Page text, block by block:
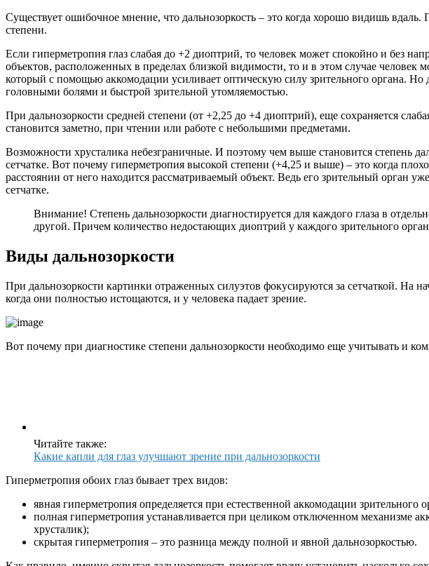
Существует ошибочное мнение, что дальнозоркость – это когда хорошо видишь
степени.
Если гиперметропия глаз слабая до +2 диоптрий, то человек может спокойно и без
объектов, расположенных в пределах близкой видимости, то и в этом случае
который с помощью аккомодации усиливает оптическую силу зрительного органа. Но
головными болями и быстрой зрительной утомляемостью.
При дальнозоркости средней степени (от +2,25 до +4 диоптрий), еще сохраняется
становится заметно, при чтении или работе с небольшими предметами.
Возможности хрусталика небезграничные. И поэтому чем выше становится степень
сетчатке. Вот почему гиперметропия высокой степени (+4,25 и выше) – это когда
расстоянии от него находится рассматриваемый объект. Ведь его зрительный орган
сетчатке.
Внимание! Степень дальнозоркости диагностируется для каждого глаза в
другой. Причем количество недостающих диоптрий у каждого зрительного
Виды дальнозоркости
При дальнозоркости картинки отраженных силуэтов фокусируются за сетчаткой. На
когда они полностью истощаются, и у человека падает зрение.
Вот почему при диагностике степени дальнозоркости необходимо еще учитывать и
Читайте также:
Какие капли для глаз улучшают зрение при дальнозоркости
Гиперметропия обоих глаз бывает трех видов:
явная гиперметропия определяется при естественной аккомодации зрительного
полная гиперметропия устанавливается при целиком отключенном механизме
хрусталик);
скрытая гиперметропия – это разница между полной и явной дальнозоркостью.